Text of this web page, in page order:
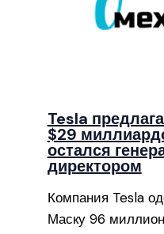
Tesla
$29
остался
директором
Компания Tesla
Маску 96